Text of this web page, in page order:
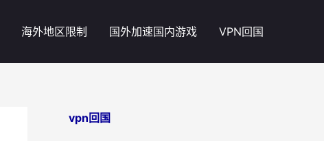
海外地区限制 国外加速国内游戏 VPN回国
vpn回国